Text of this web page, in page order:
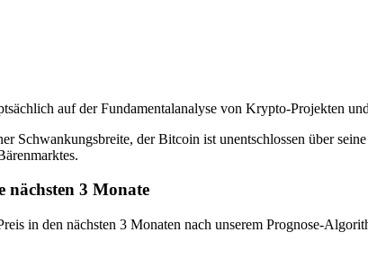
auf der Fundamentalanalyse von Krypto-Projekten
Schwankungsbreite, der Bitcoin ist unentschlossen über
nächsten 3 Monate
in den nächsten 3 Monaten nach unserem Prognose-